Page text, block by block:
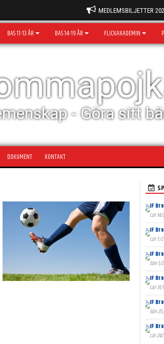
MEDLEMSBILJETTER
BAS 11-13 ÅR BAS 14-19 ÅR FLICKAKADEMIN
- Göra sitt
DOKUMENT KONTAKT
IF
Lör 14/
IF
Lör 7/2
IF
Sön 1/
IF
Lör 31/
IF
Sön
IF
Lör 24/